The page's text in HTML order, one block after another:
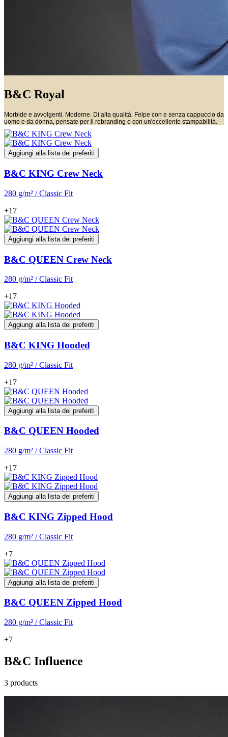
B&C Royal
Morbide e avvolgenti. Moderne. Di alta qualità. Felpe con e senza cappuccio da
uomo e da donna, pensate per il rebranding e con un'eccellente stampabilità.
Aggiungi alla lista dei preferiti
B&C KING Crew Neck
280 g/m² / Classic Fit
+17
Aggiungi alla lista dei preferiti
B&C QUEEN Crew Neck
280 g/m² / Classic Fit
+17
Aggiungi alla lista dei preferiti
B&C KING Hooded
280 g/m² / Classic Fit
+17
Aggiungi alla lista dei preferiti
B&C QUEEN Hooded
280 g/m² / Classic Fit
+17
Aggiungi alla lista dei preferiti
B&C KING Zipped Hood
280 g/m² / Classic Fit
+7
Aggiungi alla lista dei preferiti
B&C QUEEN Zipped Hood
280 g/m² / Classic Fit
+7
B&C Influence
3 products